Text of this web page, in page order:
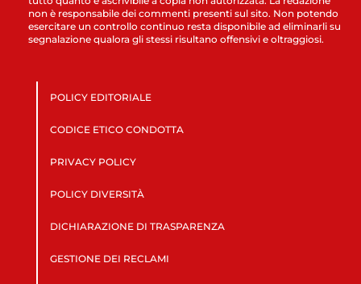
non è responsabile dei commenti presenti sul sito. Non potendo
esercitare un controllo continuo resta disponibile ad eliminarli su
segnalazione qualora gli stessi risultano offensivi e oltraggiosi.
POLICY EDITORIALE
CODICE ETICO CONDOTTA
PRIVACY POLICY
POLICY DIVERSITÀ
DICHIARAZIONE DI TRASPARENZA
GESTIONE DEI RECLAMI